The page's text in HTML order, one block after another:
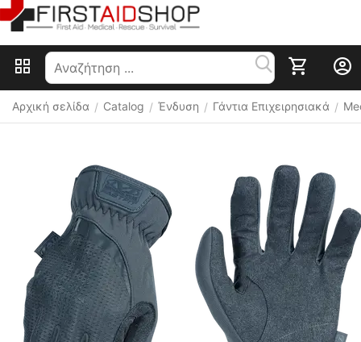
Αρχική σελίδα / Catalog / Ένδυση / Γάντια Επιχειρησιακά /